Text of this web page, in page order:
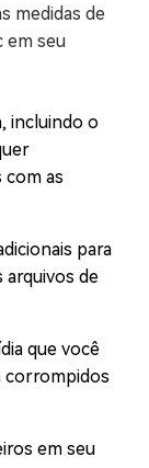
medidas de
em seu
incluindo o
as
para
arquivos de
que você
corrompidos
em seu